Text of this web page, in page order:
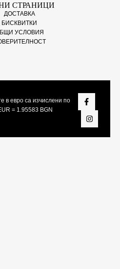
СТРАНИЦИ
ДОСТАВКА
БИСКВИТКИ
УСЛОВИЯ
в евро са изчислени по
= 1.95583 BGN